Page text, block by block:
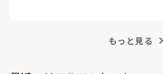
もっと見る